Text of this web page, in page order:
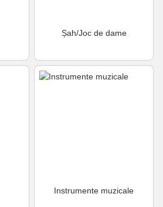
Șah/Joc de dame
Instrumente muzicale